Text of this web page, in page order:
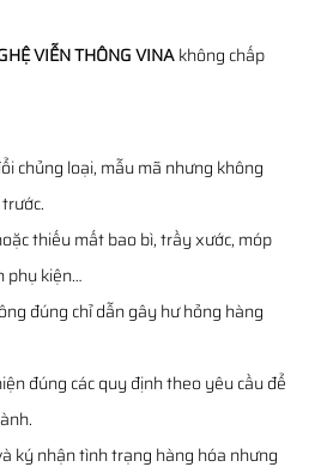
VIỄN THÔNG VINAkhông chấp
chủng loại, mẫu mã nhưng không
thiếu mất bao bì, trầy xước, móp
phụ kiện…
đúng chỉ dẫn gây hư hỏng hàng
đúng các quy định theo yêu cầu để
ký nhận tình trạng hàng hóa nhưng